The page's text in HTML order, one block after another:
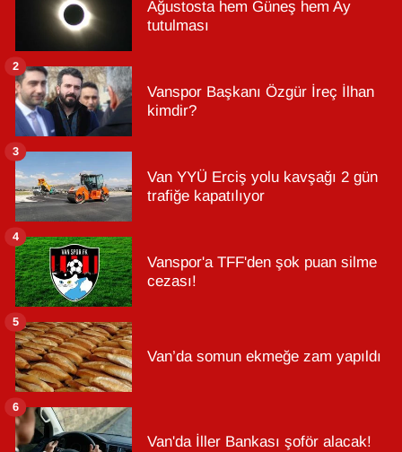
Ağustosta hem Güneş hem Ay
tutulması
Vanspor Başkanı Özgür İreç İlhan
kimdir?
2
Van YYÜ Erciş yolu kavşağı 2 gün
trafiğe kapatılıyor
3
Vanspor'a TFF'den şok puan silme
cezası!
4
Van’da somun ekmeğe zam yapıldı
5
Van'da İller Bankası şoför alacak!
6